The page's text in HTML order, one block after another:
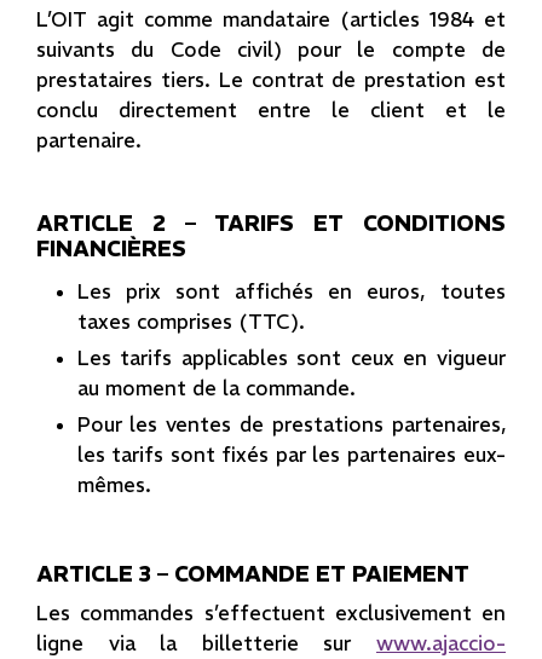
L’OIT agit comme mandataire (articles 1984 et
suivants du Code civil) pour le compte de
prestataires tiers. Le contrat de prestation est
conclu directement entre le client et le
partenaire.
ARTICLE 2 – TARIFS ET CONDITIONS
FINANCIÈRES
Les prix sont affichés en euros, toutes
taxes comprises (TTC).
Les tarifs applicables sont ceux en vigueur
au moment de la commande.
Pour les ventes de prestations partenaires,
les tarifs sont fixés par les partenaires eux-
mêmes.
ARTICLE 3 – COMMANDE ET PAIEMENT
Les commandes s’effectuent exclusivement en
ligne via la billetterie sur www.ajaccio-